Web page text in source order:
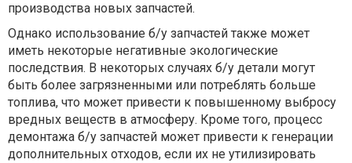
производства новых запчастей.
Однако использование б/у запчастей также может
иметь некоторые негативные экологические
последствия. В некоторых случаях б/у детали могут
быть более загрязненными или потреблять больше
топлива, что может привести к повышенному выбросу
вредных веществ в атмосферу. Кроме того, процесс
демонтажа б/у запчастей может привести к генерации
дополнительных отходов, если их не утилизировать